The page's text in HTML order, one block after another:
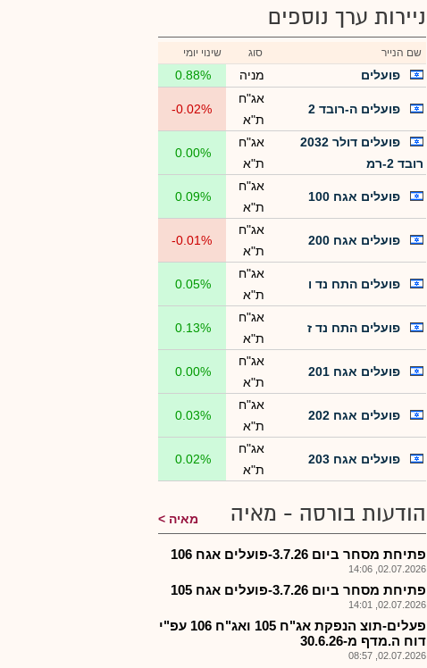
ניירות ערך נוספים
שם הנייר סוג שינוי יומי
פועלים מניה 0.88%
פועלים ה-רובד 2
אג"ח
ת"א
-0.02%
פועלים דולר 2032
רובד 2-רמ
אג"ח
ת"א
0.00%
פועלים אגח 100
אג"ח
ת"א
0.09%
פועלים אגח 200
אג"ח
ת"א
-0.01%
פועלים התח נד ו
אג"ח
ת"א
0.05%
פועלים התח נד ז
אג"ח
ת"א
0.13%
פועלים אגח 201
אג"ח
ת"א
0.00%
פועלים אגח 202
אג"ח
ת"א
0.03%
פועלים אגח 203
אג"ח
ת"א
0.02%
הודעות בורסה - מאיה מאיה
פתיחת מסחר ביום 3.7.26-פועלים אגח 106
02.07.2026, 14:06
פתיחת מסחר ביום 3.7.26-פועלים אגח 105
02.07.2026, 14:01
פעלים-תוצ הנפקת אג"ח 105 ואג"ח 106 עפ"י
דוח ה.מדף מ-30.6.26
02.07.2026, 08:57